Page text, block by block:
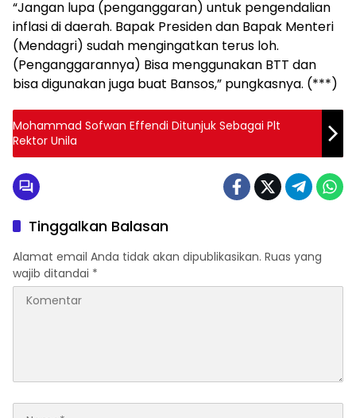
“Jangan lupa (penganggaran) untuk pengendalian
inflasi di daerah. Bapak Presiden dan Bapak Menteri
(Mendagri) sudah mengingatkan terus loh.
(Penganggarannya) Bisa menggunakan BTT dan
bisa digunakan juga buat Bansos,” pungkasnya. (***)
Mohammad Sofwan Effendi Ditunjuk Sebagai Plt
Rektor Unila
Tinggalkan Balasan
Alamat email Anda tidak akan dipublikasikan. Ruas yang
wajib ditandai *